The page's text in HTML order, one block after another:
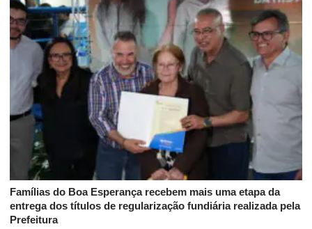
Famílias do Boa Esperança recebem mais uma etapa da
entrega dos títulos de regularização fundiária realizada pela
Prefeitura